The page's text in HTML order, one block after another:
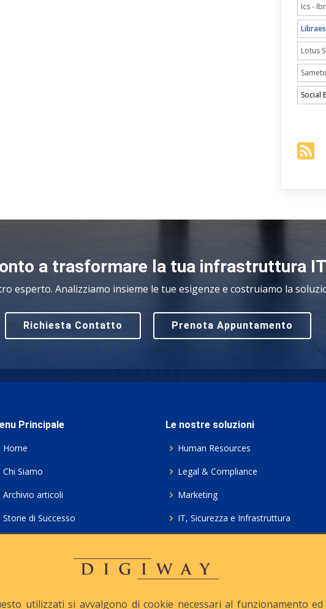
Ics -
Lotus
Social
a trasformare la tua infrastruttura
esperto. Analizziamo insieme le tue esigenze e costruiamo la
Richiesta Contatto Prenota Appuntamento
Principale
Home
Chi Siamo
Archivio articoli
Storie di Successo
Le nostre soluzioni
Human Resources
Legal & Compliance
Marketing
IT, Sicurezza e Infrastruttura
Consulenza ICT e Licenze
utilizzati si avvalgono di cookie necessari al funzionamento